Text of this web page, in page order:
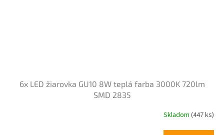
6x LED žiarovka GU10 8W teplá farba 3000K 720lm
SMD 2835
Skladom (447 ks)